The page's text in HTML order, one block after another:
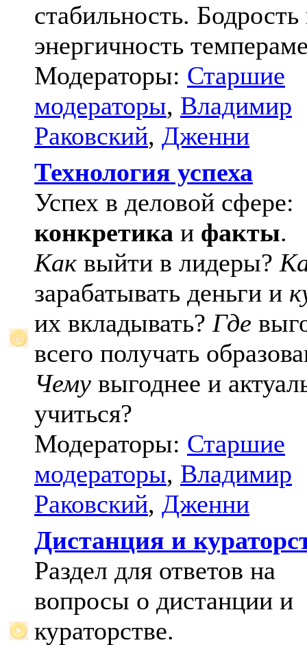
стабильность. Бодрость
энергичность
Модераторы: Старшие
модераторы, Владимир
Раковский, Дженни
Технология успеха
Успех в деловой сфере:
конкретика и факты.
Как выйти в лидеры?
зарабатывать деньги и
их вкладывать? Где
всего получать
Чему выгоднее и
учиться?
Модераторы: Старшие
модераторы, Владимир
Раковский, Дженни
Дистанция и
Раздел для ответов на
вопросы о дистанции и
кураторстве.